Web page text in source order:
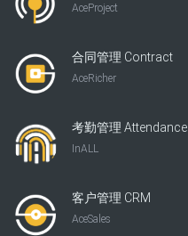
AceProject
合同管理 Contract
AceRicher
考勤管理 Attendance
InALL
客户管理 CRM
AceSales